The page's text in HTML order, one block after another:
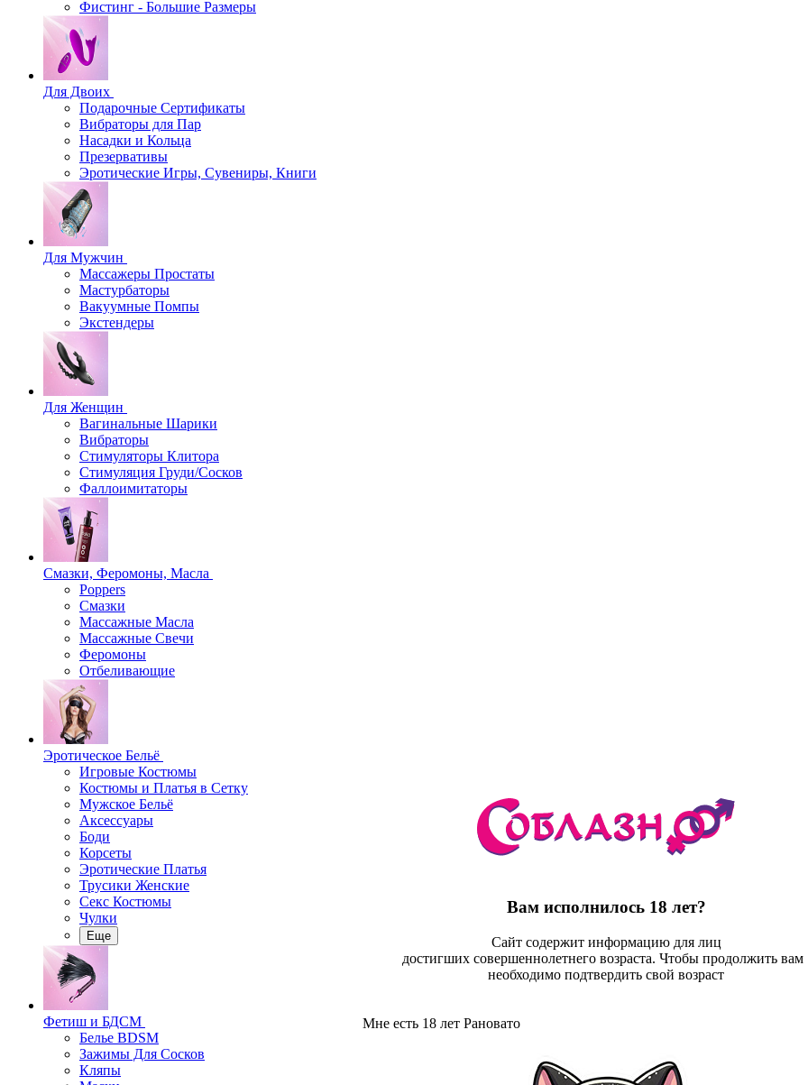
Фистинг - Большие Размеры
Для Двоих
Подарочные Сертификаты
Вибраторы для Пар
Насадки и Кольца
Презервативы
Эротические Игры, Сувениры, Книги
Для Мужчин
Массажеры Простаты
Мастурбаторы
Вакуумные Помпы
Экстендеры
Для Женщин
Вагинальные Шарики
Вибраторы
Стимуляторы Клитора
Стимуляция Груди/Сосков
Фаллоимитаторы
Смазки, Феромоны, Масла
Poppers
Смазки
Массажные Масла
Массажные Свечи
Феромоны
Отбеливающие
Эротическое Бельё
Игровые Костюмы
Костюмы и Платья в Сетку
Мужское Бельё
Аксессуары
Боди
Корсеты
Эротические Платья
Трусики Женские
Секс Костюмы
Чулки
Еще
Фетиш и БДСМ
Белье BDSM
Зажимы Для Сосков
Кляпы
Вам исполнилось 18 лет?
Сайт содержит информацию для лиц
достигших совершеннолетнего возраста. Чтобы продолжить вам
необходимо подтвердить свой возраст
Мне есть 18 лет Рановато